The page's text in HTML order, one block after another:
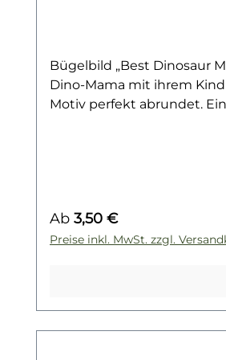
Bügelbild „Best Dinosaur
Dino-Mama mit ihrem
Motiv perfekt abrundet.
entdecken? Dann wirf
Regulärer Preis:
Ab 3,50 €
Preise inkl. MwSt. zzgl.